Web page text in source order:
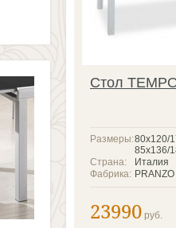
Стол
80х120/
85x136/
Размеры:
Италия
Страна:
PRANZO
Фабрика:
23990 руб.